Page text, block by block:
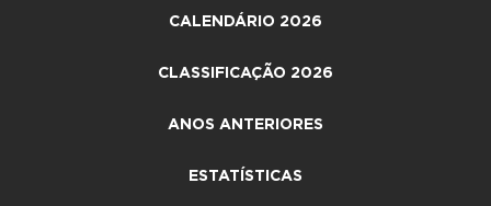
CALENDÁRIO 2026
CLASSIFICAÇÃO 2026
ANOS ANTERIORES
ESTATÍSTICAS